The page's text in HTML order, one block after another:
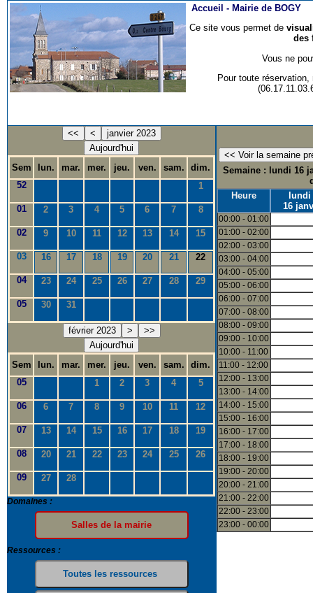
Accueil - Mairie de BOGY
Ce site vous permet de
des
Vous ne
Pour toute
<< <
janvier 2023
Aujourd'hui
Sem
lun. mar. mer. jeu. ven. sam.
dim.
52
1
01 2 3 4 5 6 7 8
02 9 10 11 12 13 14 15
03 16 17 18 19 20 21 22
04 23 24 25 26 27 28 29
05 30 31
février 2023 >
>>
Aujourd'hui
Sem
lun. mar. mer. jeu. ven. sam.
dim.
05
1 2 3 4 5
06 6 7 8 9 10 11 12
07 13 14 15 16 17 18 19
08 20 21 22 23 24 25 26
09 27 28
Domaines :
Ressources :
Semaine : lundi 16
Heure
lundi
16
00:00 - 01:00
01:00 - 02:00
02:00 - 03:00
03:00 - 04:00
04:00 - 05:00
05:00 - 06:00
06:00 - 07:00
07:00 - 08:00
08:00 - 09:00
09:00 - 10:00
10:00 - 11:00
11:00 - 12:00
12:00 - 13:00
13:00 - 14:00
14:00 - 15:00
15:00 - 16:00
16:00 - 17:00
17:00 - 18:00
18:00 - 19:00
19:00 - 20:00
20:00 - 21:00
21:00 - 22:00
22:00 - 23:00
23:00 - 00:00